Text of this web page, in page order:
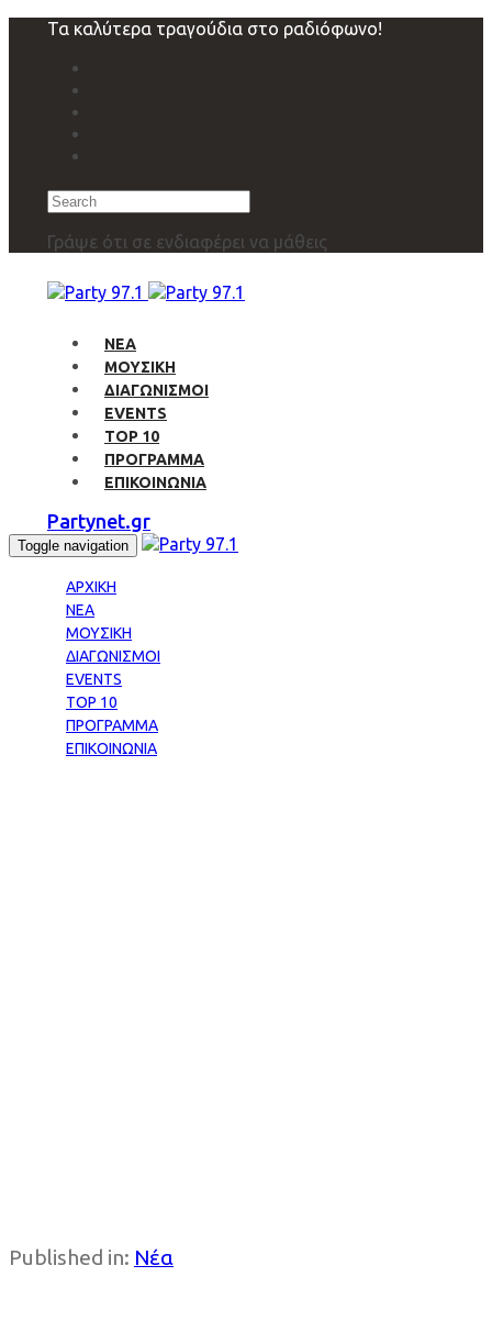
navigation
Τα καλύτερα τραγούδια στο ραδιόφωνο!
Search
Γράψε ότι σε ενδιαφέρει να μάθεις
ΝΕΑ
ΜΟΥΣΙΚΗ
ΔΙΑΓΩΝΙΣΜΟΙ
EVENTS
TOP 10
ΠΡΟΓΡΑΜΜΑ
ΕΠΙΚΟΙΝΩΝΙΑ
Partynet.gr
Toggle navigation
ΑΡΧΙΚΗ
ΝΕΑ
ΜΟΥΣΙΚΗ
ΔΙΑΓΩΝΙΣΜΟΙ
EVENTS
TOP 10
ΠΡΟΓΡΑΜΜΑ
ΕΠΙΚΟΙΝΩΝΙΑ
Published in: Νέα